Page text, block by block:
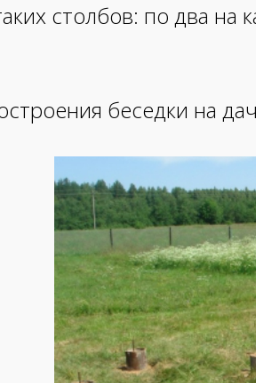
столбов: по два
беседки на